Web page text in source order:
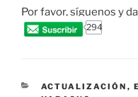
Por favor, síguenos y
294
CATEGORIES
ACTUALIZACIÓN ,